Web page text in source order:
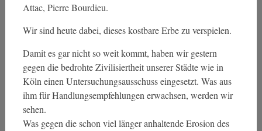
Attac, Pierre Bourdieu.
Wir sind heute dabei, dieses kostbare Erbe zu verspielen.
Damit es gar nicht so weit kommt, haben wir gestern
gegen die bedrohte Zivilisiertheit unserer Städte wie in
Köln einen Untersuchungsausschuss eingesetzt. Was aus
ihm für Handlungsempfehlungen erwachsen, werden wir
sehen.
Was gegen die schon viel länger anhaltende Erosion des